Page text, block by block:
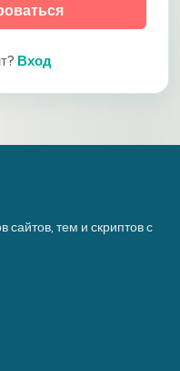
Вход
тем и скриптов с